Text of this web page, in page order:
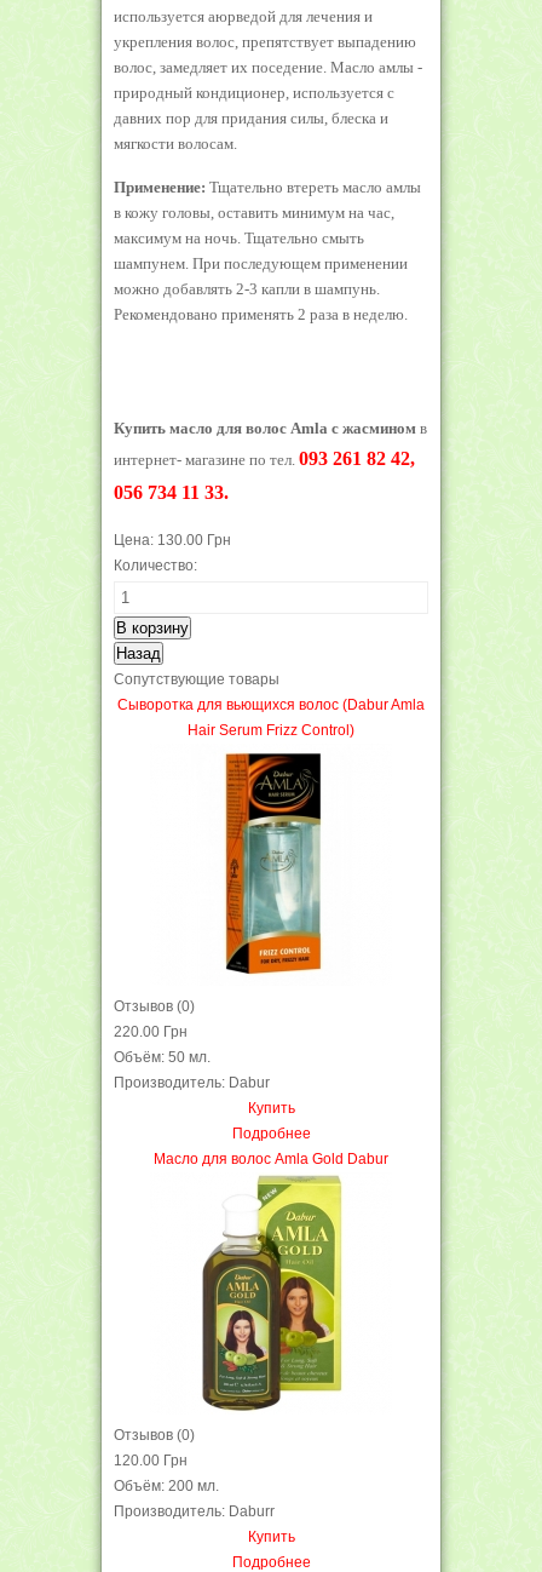
используется аюрведой для лечения и
укрепления волос, препятствует выпадению
волос, замедляет их поседение. Масло амлы -
природный кондиционер, используется с
давних пор для придания силы, блеска и
мягкости волосам.
Применение: Тщательно втереть масло амлы
в кожу головы, оставить минимум на час,
максимум на ночь. Тщательно смыть
шампунем. При последующем применении
можно добавлять 2-3 капли в шампунь.
Рекомендовано применять 2 раза в неделю.
Купить масло для волос Amla с жасмином в
интернет- магазине по тел. 093 261 82 42,
056 734 11 33.
Цена: 130.00 Грн
Количество:
Сопутствующие товары
Cыворотка для вьющихся волос (Dabur Amla
Hair Serum Frizz Control)
Отзывов (0)
220.00 Грн
Объём: 50 мл.
Производитель: Dabur
Купить
Подробнее
Масло для волос Amla Gold Dabur
Отзывов (0)
120.00 Грн
Объём: 200 мл.
Производитель: Daburr
Купить
Подробнее